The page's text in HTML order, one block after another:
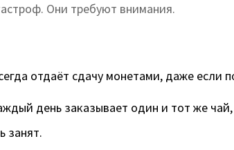
Они требуют внимания.
отдаёт сдачу монетами, даже если
день заказывает один и тот же
занят.